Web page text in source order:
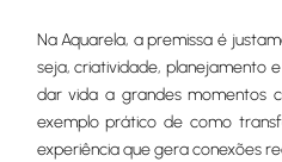
Na Aquarela, a premissa é
seja, criatividade, planejamento
dar vida a grandes momentos
exemplo prático de como
experiência que gera conexões